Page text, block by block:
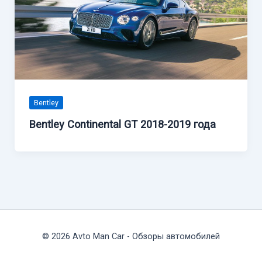
Bentley
Bentley Continental GT 2018-2019 года
© 2026 Avto Man Car - Обзоры автомобилей